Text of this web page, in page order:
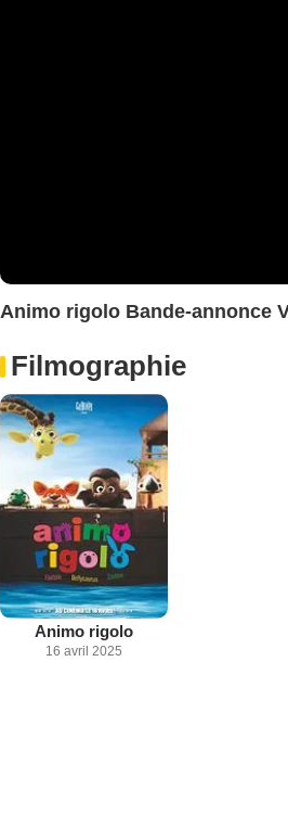
Animo rigolo Bande-annonce
Filmographie
Animo rigolo
16 avril 2025